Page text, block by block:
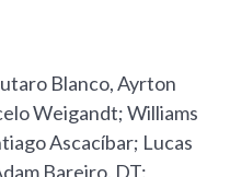
Blanco, Ayrton
Weigandt; Williams
Ascacíbar; Lucas
Bareiro. DT: